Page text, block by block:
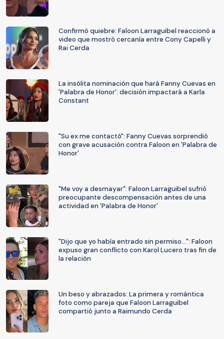
Confirmó quiebre: Faloon Larraguibel reaccionó a
video que mostró cercanía entre Cony Capelli y
Rai Cerda
La insólita nominación que hará Fanny Cuevas en
'Palabra de Honor': decisión impactará a Karla
Constant
"Su ex me contactó": Fanny Cuevas sorprendió
con grave acusación contra Faloon en 'Palabra de
Honor'
"Me voy a desmayar": Faloon Larraguibel sufrió
preocupante descompensación antes de una
actividad en 'Palabra de Honor'
"Dijo que yo había entrado sin permiso...": Faloon
expuso gran conflicto con Karol Lucero tras fin de
la relación
Un beso y abrazados: La primera y romántica
foto como pareja que Faloon Larraguibel
compartió junto a Raimundo Cerda